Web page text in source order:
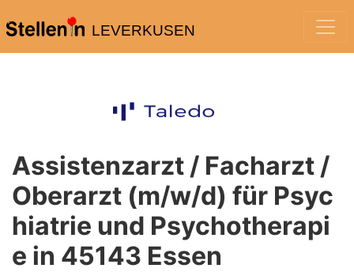
LEVERKUSEN
Assistenzarzt / Facharzt /
Oberarzt (m/w/d) für Psyc
hiatrie und Psychotherapi
e in 45143 Essen